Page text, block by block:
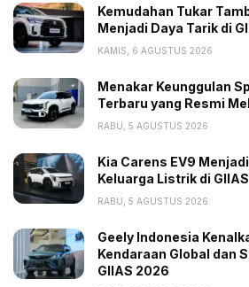
Tags: Bisnis Ban Pulih
Laba 2021
PT Goodyear Indonesia Tbk
Kemudahan Tukar
Menjadi Daya Tarik di
KAMIS, 6 AGUSTUS 2026
Menakar Keunggulan
Terbaru yang Resmi
RABU, 5 AGUSTUS 2026
Kia Carens EV9
Keluarga Listrik di
RABU, 5 AGUSTUS 2026
Geely Indonesia
Kendaraan Global dan
GIIAS 2026